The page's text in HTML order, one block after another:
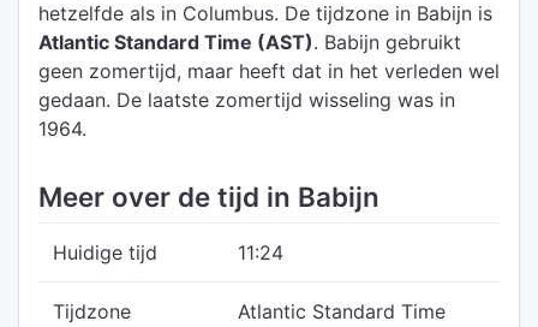
hetzelfde als in Columbus. De tijdzone in Babijn is
Atlantic Standard Time (AST). Babijn gebruikt
geen zomertijd, maar heeft dat in het verleden wel
gedaan. De laatste zomertijd wisseling was in
1964.
Meer over de tijd in Babijn
Huidige tijd 11:24
Tijdzone
Atlantic Standard Time